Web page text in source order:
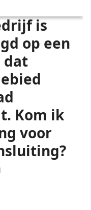
is
op een
dat
Kom ik
voor